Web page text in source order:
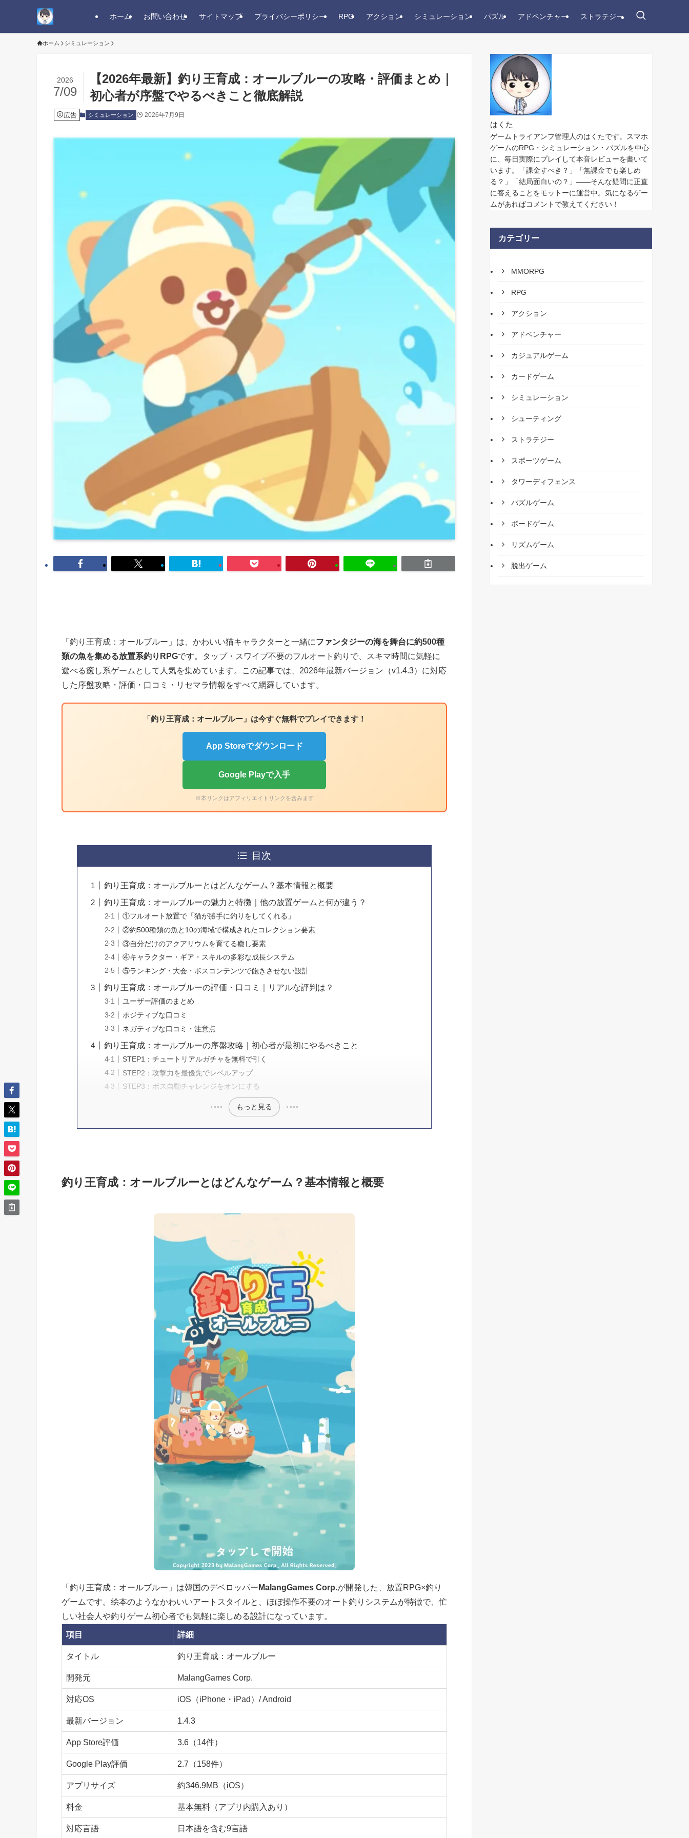
ホーム お問い合わせ サイトマップ プライバシーポリシー RPG アクション シミュレーション パズル アドベンチャー ストラテジー
ホーム シミュレーション
【2026年最新】釣り王育成：オールブルーの攻略・評価まとめ｜
初心者が序盤でやるべきこと徹底解説
2026
7/09
広告 シミュレーション 2026年7月9日
「釣り王育成：オールブルー」は、かわいい猫キャラクターと一緒にファンタジーの海を舞台に約500種
類の魚を集める放置系釣りRPGです。タップ・スワイプ不要のフルオート釣りで、スキマ時間に気軽に
遊べる癒し系ゲームとして人気を集めています。この記事では、2026年最新バージョン（v1.4.3）に対応
した序盤攻略・評価・口コミ・リセマラ情報をすべて網羅しています。
「釣り王育成：オールブルー」は今すぐ無料でプレイできます！
App Storeでダウンロード
Google Playで入手
※本リンクはアフィリエイトリンクを含みます
目次
釣り王育成：オールブルーとはどんなゲーム？基本情報と概要
釣り王育成：オールブルーの魅力と特徴｜他の放置ゲームと何が違う？
①フルオート放置で「猫が勝手に釣りをしてくれる」
②約500種類の魚と10の海域で構成されたコレクション要素
③自分だけのアクアリウムを育てる癒し要素
④キャラクター・ギア・スキルの多彩な成長システム
⑤ランキング・大会・ボスコンテンツで飽きさせない設計
釣り王育成：オールブルーの評価・口コミ｜リアルな評判は？
ユーザー評価のまとめ
ポジティブな口コミ
ネガティブな口コミ・注意点
釣り王育成：オールブルーの序盤攻略｜初心者が最初にやるべきこと
STEP1：チュートリアルガチャを無料で引く
STEP2：攻撃力を最優先でレベルアップ
STEP3：ボス自動チャレンジをオンにする
もっと見る
釣り王育成：オールブルーとはどんなゲーム？基本情報と概要
「釣り王育成：オールブルー」は韓国のデベロッパー MalangGames Corp.が開発した、放置RPG×釣り
ゲームです。絵本のようなかわいいアートスタイルと、ほぼ操作不要のオート釣りシステムが特徴で、忙
しい社会人や釣りゲーム初心者でも気軽に楽しめる設計になっています。
項目 詳細
タイトル 釣り王育成：オールブルー
開発元 MalangGames Corp.
対応OS iOS（iPhone・iPad）/ Android
最新バージョン 1.4.3
App Store評価 3.6（14件）
Google Play評価 2.7（158件）
アプリサイズ 約346.9MB（iOS）
料金 基本無料（アプリ内購入あり）
対応言語 日本語を含む9言語
はくた
ゲームトライアンフ管理人のはくたです。スマホ
ゲームのRPG・シミュレーション・パズルを中心
に、毎日実際にプレイして本音レビューを書いて
います。「課金すべき？」「無課金でも楽しめ
る？」「結局面白いの？」——そんな疑問に正直
に答えることをモットーに運営中。気になるゲー
ムがあればコメントで教えてください！
カテゴリー
MMORPG
RPG
アクション
アドベンチャー
カジュアルゲーム
カードゲーム
シミュレーション
シューティング
ストラテジー
スポーツゲーム
タワーディフェンス
パズルゲーム
ボードゲーム
リズムゲーム
脱出ゲーム